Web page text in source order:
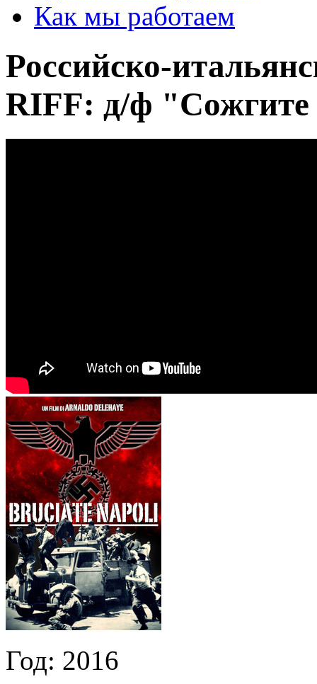
Как мы работаем
Российско-
RIFF: д/ф
Год: 2016